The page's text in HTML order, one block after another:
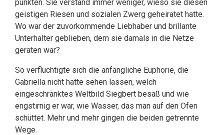
punkten. Sie verstand immer weniger, wieso sie diesen
geistigen Riesen und sozialen Zwerg geheiratet hatte.
Wo war der zuvorkommende Liebhaber und brillante
Unterhalter geblieben, dem sie damals in die Netze
geraten war?
So verflüchtigte sich die anfängliche Euphorie, die
Gabriella nicht hatte sehen lassen, welch
eingeschränktes Weltbild Siegbert besaß und wie
engstirnig er war, wie Wasser, das man auf den Ofen
schüttet. Mehr und mehr gingen die beiden getrennte
Wege.